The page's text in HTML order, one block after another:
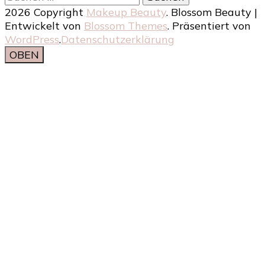
nach:
2026 Copyright Makeup Beauty. Blossom Beauty |
Entwickelt von Blossom Themes. Präsentiert von
WordPress.Datenschutzerklärung
OBEN